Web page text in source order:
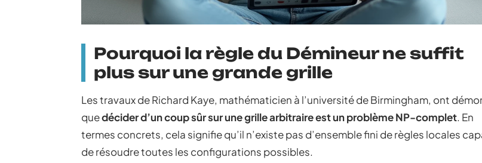
Pourquoi la règle du Démineur ne suffit
plus sur une grande grille
Les travaux de Richard Kaye, mathématicien à l’université de Birmingham, ont
quedécider d’un coup sûr sur une grille arbitraire est un problème NP-complet. En
termes concrets, cela signifie qu’il n’existe pas d’ensemble fini de règles locales
de résoudre toutes les configurations possibles.